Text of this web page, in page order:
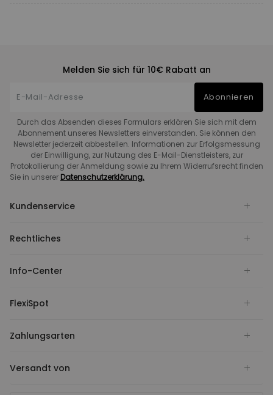
Melden Sie sich für 10€ Rabatt an
Abonnieren
Durch das Absenden dieses Formulars erklären Sie sich mit dem
Abonnement unseres Newsletters einverstanden. Sie können den
Newsletter jederzeit abbestellen. Informationen zur Erfolgsmessung
der Einwilligung, zur Nutzung des E-Mail-Dienstleisters, zur
Protokollierung der Anmeldung sowie zu Ihrem Widerrufsrecht finden
Sie in unserer Datenschutzerklärung.
Kundenservice
Rechtliches
Info-Center
FlexiSpot
Zahlungsarten
Versandt von